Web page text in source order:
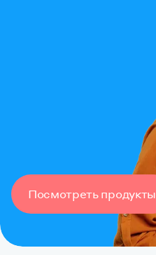
Посмотреть продукты